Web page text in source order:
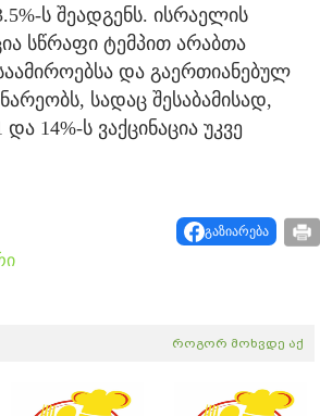
ს შეადგენს. ისრაელის
სწრაფი ტემპით არაბთა
და გაერთიანებულ
სადაც შესაბამისად,
14%-ს ვაქცინაცია უკვე
გაზიარება
როგორ მოხვდე აქ